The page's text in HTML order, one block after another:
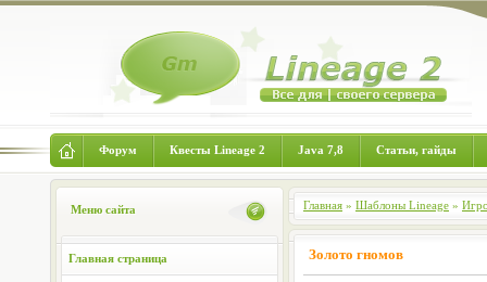
Форум Квесты Lineage 2 Java 7,8 Статьи, гайды
Меню сайта
Главная страница
Главная » Шаблоны Lineage »
Золото гномов